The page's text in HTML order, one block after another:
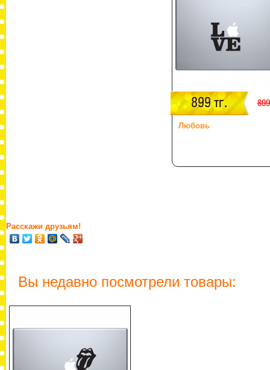
899 тг.
Любовь
Расскажи друзьям!
Вы недавно посмотрели товары: